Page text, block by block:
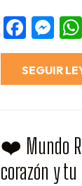
SEGUIR
❤️ Mundo
corazón y